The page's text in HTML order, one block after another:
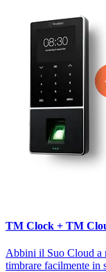
TM Clock + TM
Abbini il Suo Cloud a
timbrare facilmente in